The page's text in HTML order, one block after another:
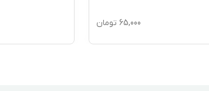
65,000 تومان